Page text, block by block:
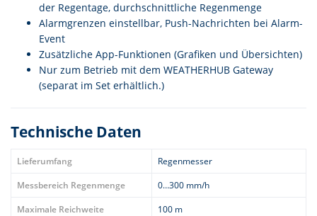
der Regentage, durchschnittliche Regenmenge
Alarmgrenzen einstellbar, Push-Nachrichten bei Alarm-
Event
Zusätzliche App-Funktionen (Grafiken und Übersichten)
Nur zum Betrieb mit dem WEATHERHUB Gateway
(separat im Set erhältlich.)
Technische Daten
Lieferumfang
Regenmesser
Messbereich Regenmenge
0…300 mm/h
Maximale Reichweite
100 m